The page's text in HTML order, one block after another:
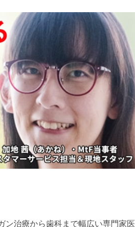
ン治療から歯科まで幅広い専門家医